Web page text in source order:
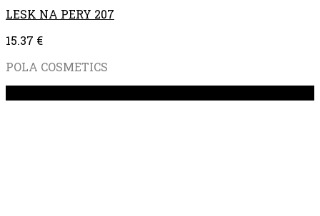
LESK NA PERY 207
15.37 €
POLA COSMETICS